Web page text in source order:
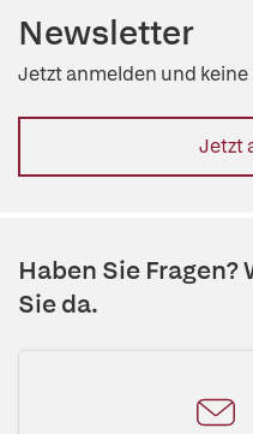
Newsletter
Jetzt anmelden und
Jetzt
Haben Sie
Sie da.